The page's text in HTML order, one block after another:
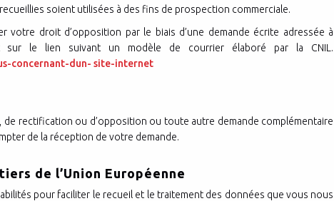
soient utilisées à des fins de prospection commerciale.
droit d’opposition par le biais d’une demande écrite adressée à
sur le lien suivant un modèle de courrier élaboré par la CNIL.
concernant-dun- site-internet
de rectification ou d’opposition ou toute autre demande complémentaire
de la réception de votre demande.
de l’Union Européenne
pour faciliter le recueil et le traitement des données que vous nous